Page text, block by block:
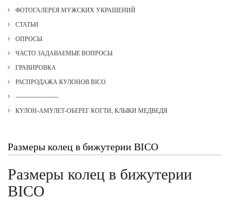
ФОТОГАЛЕРЕЯ МУЖСКИХ УКРАШЕНИЙ
СТАТЬИ
ОПРОСЫ
ЧАСТО ЗАДАВАЕМЫЕ ВОПРОСЫ
ГРАВИРОВКА
РАСПРОДАЖА КУЛОНОВ BICO
---------------------
КУЛОН-АМУЛЕТ-ОБЕРЕГ КОГТИ, КЛЫКИ МЕДВЕДЯ
Размеры колец в бижутерии BICO
Размеры колец в бижутерии
BICO